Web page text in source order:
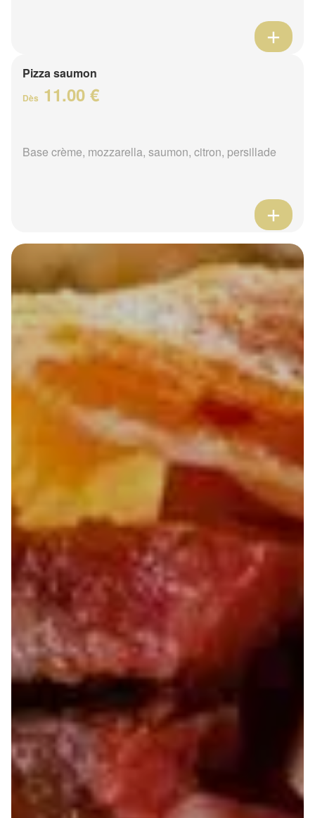
Pizza saumon
Dès 11.00 €
Base crème, mozzarella, saumon, citron, persillade